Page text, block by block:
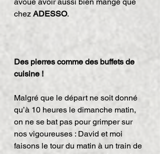
chez ADESSO.
Des pierres comme des buffets de
cuisine !
Malgré que le départ ne soit donné
qu’à 10 heures le dimanche matin,
on ne se bat pas pour grimper sur
nos vigoureuses : David et moi
faisons le tour du matin à un train de